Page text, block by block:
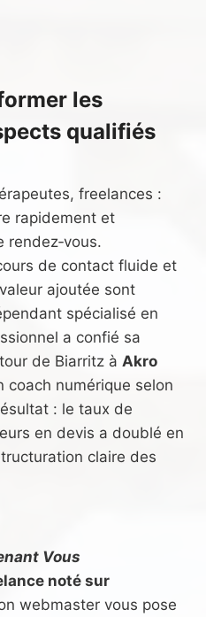
les
qualifiés
freelances :
rapidement et
rendez‑vous.
de contact fluide et
ajoutée sont
spécialisé en
a confié sa
de Biarritz à Akro
coach numérique selon
: le taux de
en devis a doublé en
claire des
Vous
noté sur
webmaster vous pose